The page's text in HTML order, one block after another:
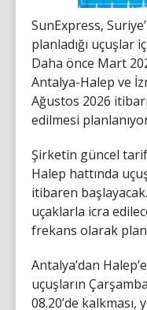
SunExpress,
planladığı uçuşlar
Daha önce Mart
Antalya-Halep ve
Ağustos 2026
edilmesi
Şirketin güncel
Halep hattında
itibaren
uçaklarla icra
frekans olarak
Antalya’dan
uçuşların
08.20’de kalkması,